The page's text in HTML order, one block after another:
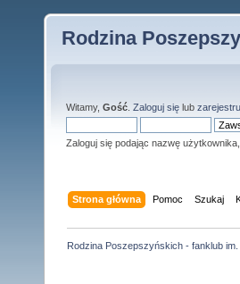
Rodzina
Witamy, Gość Zaloguj się lub
Zaloguj się podając nazwę użytkownika,
Strona główna Pomoc Szukaj
Rodzina Poszepszyńskich - fanklub im.